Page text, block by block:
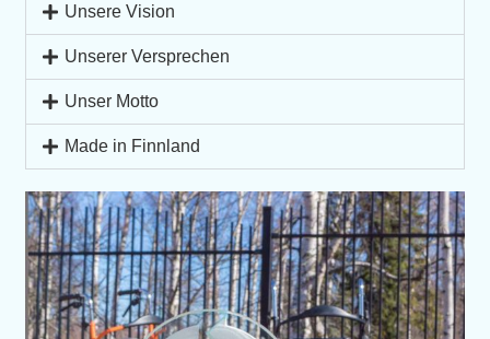
Unsere Vision
Unserer Versprechen
Unser Motto
Made in Finnland